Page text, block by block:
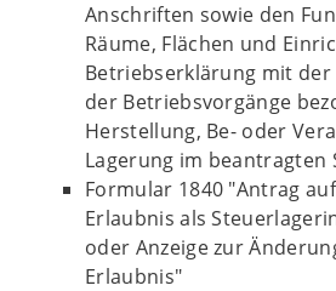
Anschriften sowie den
Räume, Flächen und
Betriebserklärung mit der
der Betriebsvorgänge
Herstellung, Be- oder
Lagerung im beantragten
Formular 1840 "Antrag
Erlaubnis als
oder Anzeige zur
Erlaubnis"